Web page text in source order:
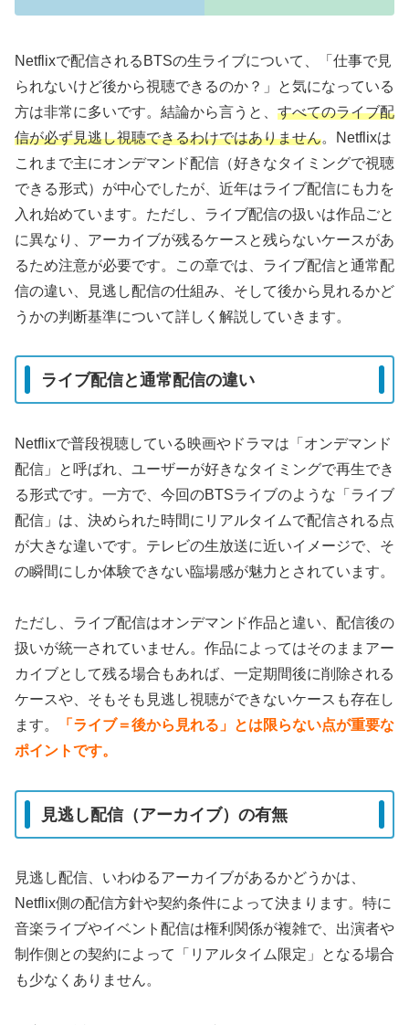
Netflixで配信されるBTSの生ライブについて、「仕事で見
られないけど後から視聴できるのか？」と気になっている
方は非常に多いです。結論から言うと、 すべてのライブ配
信が必ず見逃し視聴できるわけではありません。Netflixは
これまで主にオンデマンド配信（好きなタイミングで視聴
できる形式）が中心でしたが、近年はライブ配信にも力を
入れ始めています。ただし、ライブ配信の扱いは作品ごと
に異なり、アーカイブが残るケースと残らないケースがあ
るため注意が必要です。この章では、ライブ配信と通常配
信の違い、見逃し配信の仕組み、そして後から見れるかど
うかの判断基準について詳しく解説していきます。
ライブ配信と通常配信の違い
Netflixで普段視聴している映画やドラマは「オンデマンド
配信」と呼ばれ、ユーザーが好きなタイミングで再生でき
る形式です。一方で、今回のBTSライブのような「ライブ
配信」は、決められた時間にリアルタイムで配信される点
が大きな違いです。テレビの生放送に近いイメージで、そ
の瞬間にしか体験できない臨場感が魅力とされています。
ただし、ライブ配信はオンデマンド作品と違い、配信後の
扱いが統一されていません。作品によってはそのままアー
カイブとして残る場合もあれば、一定期間後に削除される
ケースや、そもそも見逃し視聴ができないケースも存在し
ます。
「ライブ＝後から見れる」とは限らない点が重要な
ポイントです。
見逃し配信（アーカイブ）の有無
見逃し配信、いわゆるアーカイブがあるかどうかは、
Netflix側の配信方針や契約条件によって決まります。特に
音楽ライブやイベント配信は権利関係が複雑で、出演者や
制作側との契約によって「リアルタイム限定」となる場合
も少なくありません。